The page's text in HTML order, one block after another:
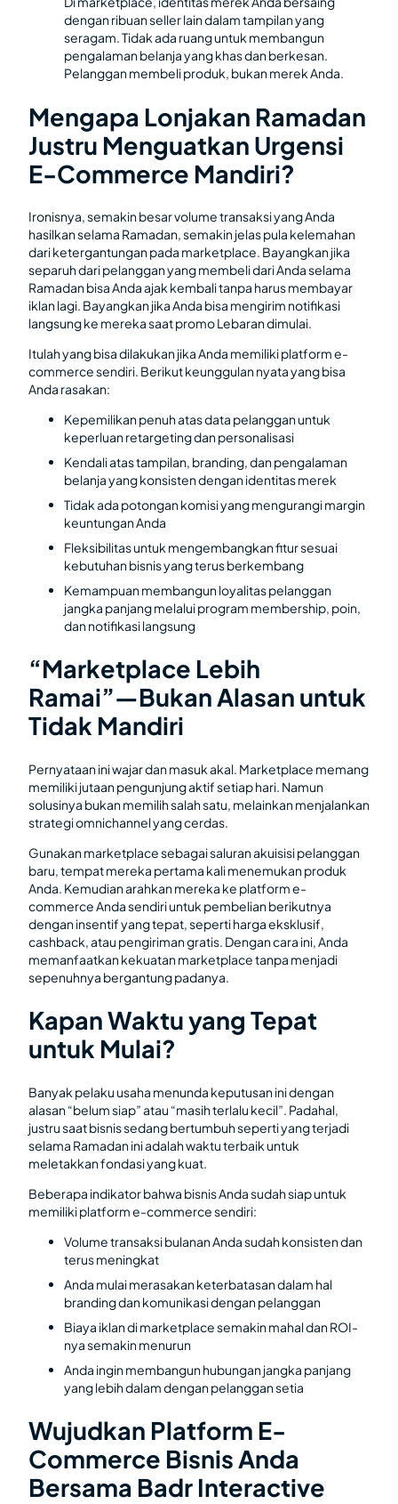
dengan ribuan seller lain dalam tampilan yang
seragam. Tidak ada ruang untuk membangun
pengalaman belanja yang khas dan berkesan.
Pelanggan membeli produk, bukan merek Anda.
Mengapa Lonjakan Ramadan
Justru Menguatkan Urgensi
E-Commerce Mandiri?
Ironisnya, semakin besar volume transaksi yang Anda
hasilkan selama Ramadan, semakin jelas pula kelemahan
dari ketergantungan pada marketplace. Bayangkan jika
separuh dari pelanggan yang membeli dari Anda selama
Ramadan bisa Anda ajak kembali tanpa harus membayar
iklan lagi. Bayangkan jika Anda bisa mengirim notifikasi
langsung ke mereka saat promo Lebaran dimulai.
Itulah yang bisa dilakukan jika Anda memiliki platform e-
commerce sendiri. Berikut keunggulan nyata yang bisa
Anda rasakan:
Kepemilikan penuh atas data pelanggan untuk
keperluan retargeting dan personalisasi
Kendali atas tampilan, branding, dan pengalaman
belanja yang konsisten dengan identitas merek
Tidak ada potongan komisi yang mengurangi margin
keuntungan Anda
Fleksibilitas untuk mengembangkan fitur sesuai
kebutuhan bisnis yang terus berkembang
Kemampuan membangun loyalitas pelanggan
jangka panjang melalui program membership, poin,
dan notifikasi langsung
“Marketplace Lebih
Ramai”—Bukan Alasan untuk
Tidak Mandiri
Pernyataan ini wajar dan masuk akal. Marketplace memang
memiliki jutaan pengunjung aktif setiap hari. Namun
solusinya bukan memilih salah satu, melainkan menjalankan
strategi omnichannel yang cerdas.
Gunakan marketplace sebagai saluran akuisisi pelanggan
baru, tempat mereka pertama kali menemukan produk
Anda. Kemudian arahkan mereka ke platform e-
commerce Anda sendiri untuk pembelian berikutnya
dengan insentif yang tepat, seperti harga eksklusif,
cashback, atau pengiriman gratis. Dengan cara ini, Anda
memanfaatkan kekuatan marketplace tanpa menjadi
sepenuhnya bergantung padanya.
Kapan Waktu yang Tepat
untuk Mulai?
Banyak pelaku usaha menunda keputusan ini dengan
alasan “belum siap” atau “masih terlalu kecil”. Padahal,
justru saat bisnis sedang bertumbuh seperti yang terjadi
selama Ramadan ini adalah waktu terbaik untuk
meletakkan fondasi yang kuat.
Beberapa indikator bahwa bisnis Anda sudah siap untuk
memiliki platform e-commerce sendiri:
Volume transaksi bulanan Anda sudah konsisten dan
terus meningkat
Anda mulai merasakan keterbatasan dalam hal
branding dan komunikasi dengan pelanggan
Biaya iklan di marketplace semakin mahal dan ROI-
nya semakin menurun
Anda ingin membangun hubungan jangka panjang
yang lebih dalam dengan pelanggan setia
Wujudkan Platform E-
Commerce Bisnis Anda
Bersama Badr Interactive